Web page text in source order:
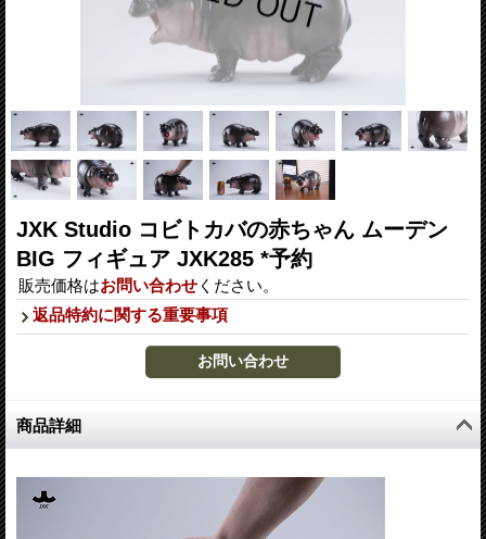
JXK Studio コビトカバの赤ちゃん ムーデン
BIG フィギュア JXK285 *予約
販売価格はお問い合わせ ください。
返品特約に関する重要事項
商品詳細